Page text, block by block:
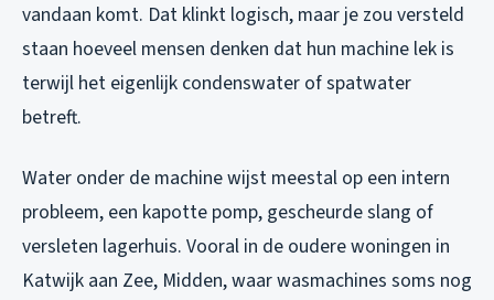
vandaan komt. Dat klinkt logisch, maar je zou versteld
staan hoeveel mensen denken dat hun machine lek is
terwijl het eigenlijk condenswater of spatwater
betreft.
Water onder de machine wijst meestal op een intern
probleem, een kapotte pomp, gescheurde slang of
versleten lagerhuis. Vooral in de oudere woningen in
Katwijk aan Zee, Midden, waar wasmachines soms nog